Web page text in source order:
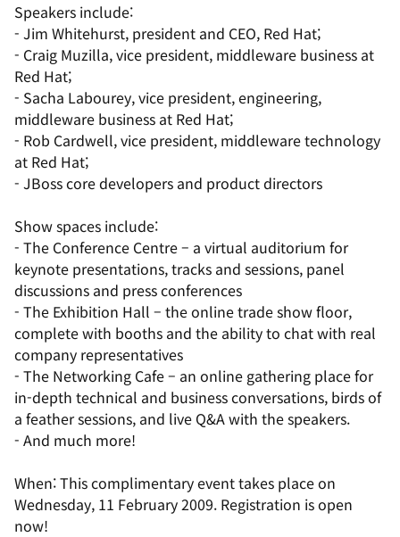
Speakers include:
- Jim Whitehurst, president and CEO, Red Hat;
- Craig Muzilla, vice president, middleware business at
Red Hat;
- Sacha Labourey, vice president, engineering,
middleware business at Red Hat;
- Rob Cardwell, vice president, middleware technology
at Red Hat;
- JBoss core developers and product directors
Show spaces include:
- The Conference Centre – a virtual auditorium for
keynote presentations, tracks and sessions, panel
discussions and press conferences
- The Exhibition Hall – the online trade show floor,
complete with booths and the ability to chat with real
company representatives
- The Networking Cafe – an online gathering place for
in-depth technical and business conversations, birds of
a feather sessions, and live Q&A with the speakers.
- And much more!
When: This complimentary event takes place on
Wednesday, 11 February 2009. Registration is open
now!